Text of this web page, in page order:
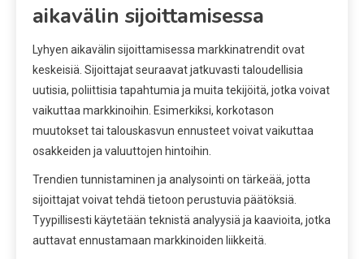
aikavälin sijoittamisessa
Lyhyen aikavälin sijoittamisessa markkinatrendit ovat
keskeisiä. Sijoittajat seuraavat jatkuvasti taloudellisia
uutisia, poliittisia tapahtumia ja muita tekijöitä, jotka voivat
vaikuttaa markkinoihin. Esimerkiksi, korkotason
muutokset tai talouskasvun ennusteet voivat vaikuttaa
osakkeiden ja valuuttojen hintoihin.
Trendien tunnistaminen ja analysointi on tärkeää, jotta
sijoittajat voivat tehdä tietoon perustuvia päätöksiä.
Tyypillisesti käytetään teknistä analyysiä ja kaavioita, jotka
auttavat ennustamaan markkinoiden liikkeitä.